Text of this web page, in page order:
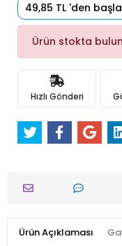
49,85 TL 'den
Ürün stokta
Hızlı Gönderi
Ürün Açıklaması